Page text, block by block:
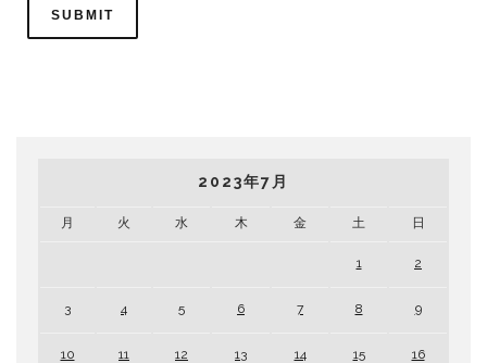
2023年7月
月 火 水 木 金 土 日
1 2
3 4 5 6 7 8 9
10 11 12 13 14 15 16